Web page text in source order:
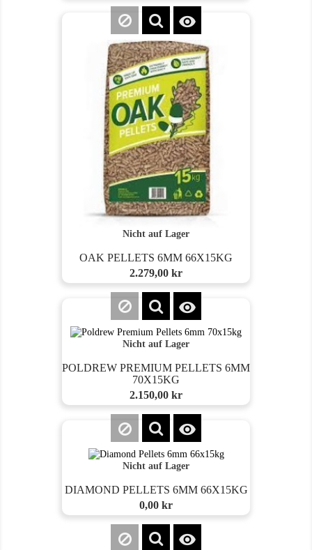

Nicht auf Lager
OAK PELLETS 6MM 66X15KG
Preis
2.279,00 kr

Nicht auf Lager
POLDREW PREMIUM PELLETS 6MM
70X15KG
Preis
2.150,00 kr

Nicht auf Lager
DIAMOND PELLETS 6MM 66X15KG
Preis
0,00 kr
